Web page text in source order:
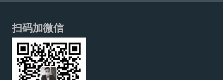
扫码加微信